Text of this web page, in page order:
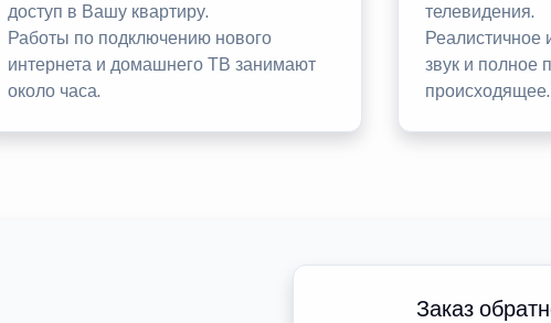
доступ в Вашу квартиру.
Работы по подключению нового
интернета и домашнего ТВ занимают
около часа.
телевидения.
Реалистичное
звук и полное
происходящее.
Заказ